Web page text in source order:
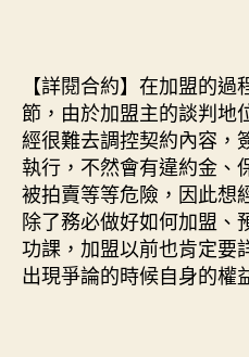
【詳閱合約】在加盟的
節，由於加盟主的談判地
經很難去調控契約內容，
執行，不然會有違約金、
被拍賣等等危險，因此想
除了務必做好如何加盟、
功課，加盟以前也肯定要
出現爭論的時候自身的權